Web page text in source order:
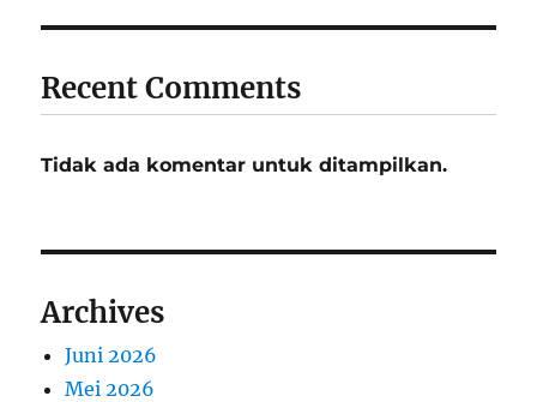
Recent Comments
Tidak ada komentar untuk ditampilkan.
Archives
Juni 2026
Mei 2026